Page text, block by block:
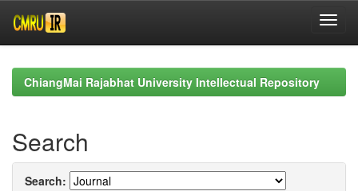
navigationChiangMai Rajabhat University Intellectual Repository
Search
Search: